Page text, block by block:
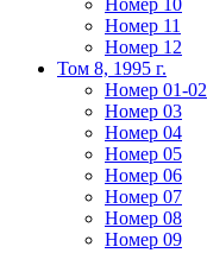
Номер 10
Номер 11
Номер 12
Том 8, 1995 г.
Номер 01-02
Номер 03
Номер 04
Номер 05
Номер 06
Номер 07
Номер 08
Номер 09